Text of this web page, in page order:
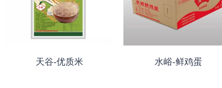
天谷-优质米 水峪-鲜鸡蛋